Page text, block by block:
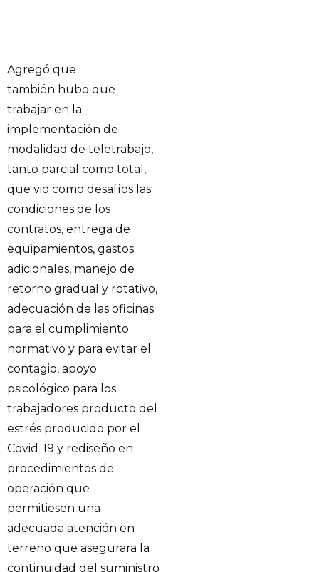
Agregó que
también hubo que
trabajar en la
implementación de
modalidad de teletrabajo,
tanto parcial como total,
que vio como desafíos las
condiciones de los
contratos, entrega de
equipamientos, gastos
adicionales, manejo de
retorno gradual y rotativo,
adecuación de las oficinas
para el cumplimiento
normativo y para evitar el
contagio, apoyo
psicológico para los
trabajadores producto del
estrés producido por el
Covid-19 y rediseño en
procedimientos de
operación que
permitiesen una
adecuada atención en
terreno que asegurara la
continuidad del suministro